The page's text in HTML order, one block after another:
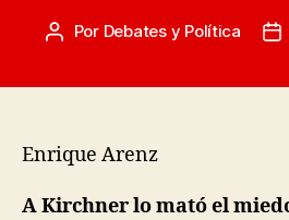
Autor
Por Debates y Política
Enrique Arenz
A Kirchner lo mató el